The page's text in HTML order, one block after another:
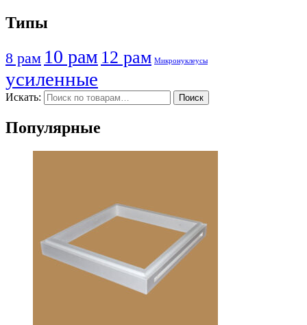
Типы
8 рам 10 рам 12 рам Микронуклеусы
усиленные
Искать: Поиск
Популярные